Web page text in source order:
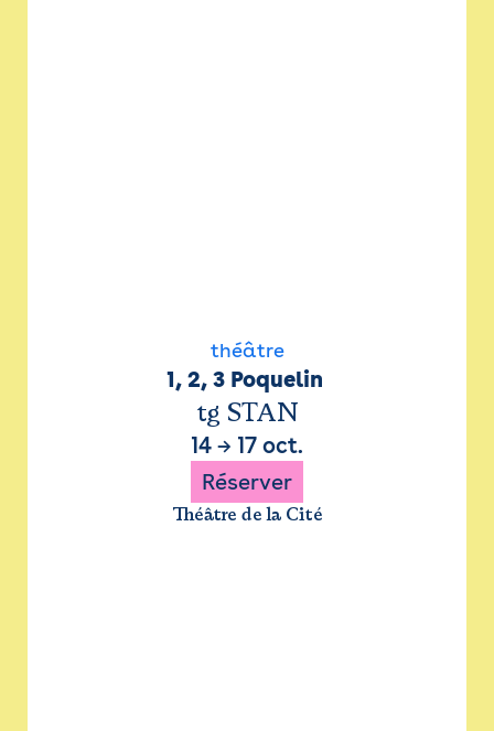
théâtre
1, 2, 3 Poquelin
tg STAN
14 → 17 oct.
Réserver
Théâtre de la Cité